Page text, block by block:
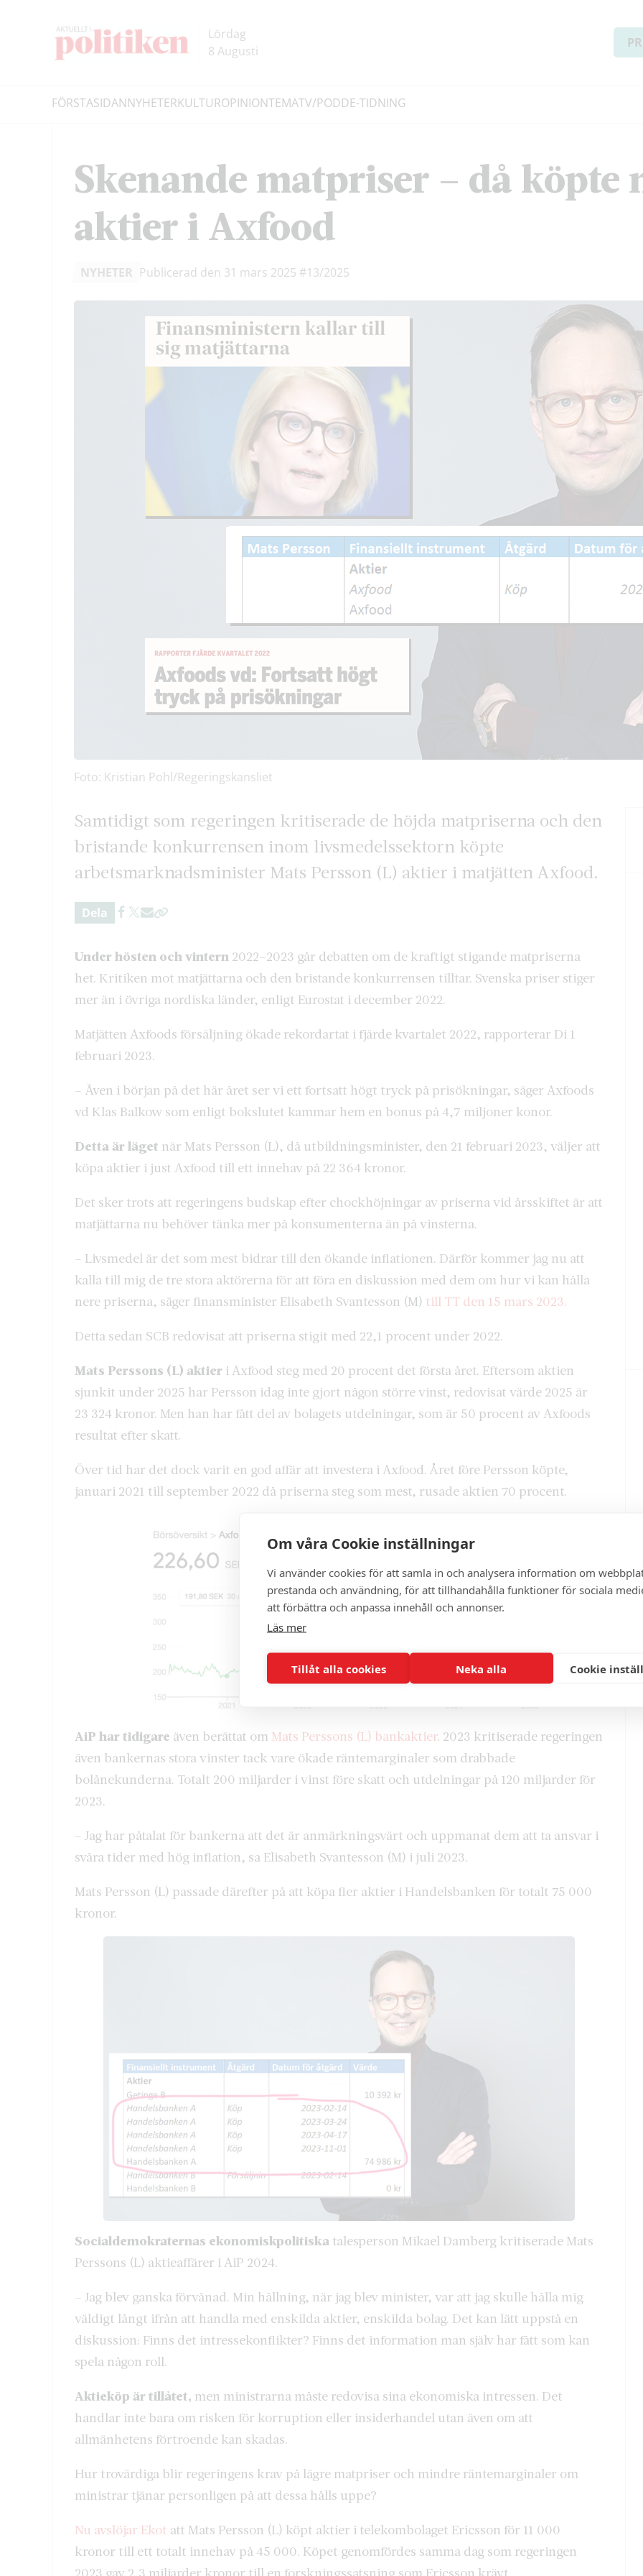
Om våra Cookie inställningar
Vi använder cookies för att samla in och analysera information om
prestanda och användning, för att tillhandahålla funktioner för sociala
att förbättra och anpassa innehåll och annonser.
Läs mer
Tillåt alla cookies Neka alla Cookie
Lördag
8 Augusti
FÖRSTASIDANNYHETERKULTUROPINIONTEMATV/PODDE-TIDNING
Skenande matpriser – då köpte
aktier i Axfood
NYHETER Publicerad den 31 mars 2025 #13/2025
Foto: Kristian Pohl/Regeringskansliet
Samtidigt som regeringen kritiserade de höjda matpriserna och den
bristande konkurrensen inom livsmedelssektorn köpte
arbetsmarknadsminister Mats Persson (L) aktier i matjätten Axfood.
Dela
Under hösten och vintern 2022–2023 går debatten om de kraftigt stigande matpriserna
het. Kritiken mot matjättarna och den bristande konkurrensen tilltar. Svenska priser stiger
mer än i övriga nordiska länder, enligt Eurostat i december 2022.
Matjätten Axfoods försäljning ökade rekordartat i fjärde kvartalet 2022, rapporterar Di 1
februari 2023.
– Även i början på det här året ser vi ett fortsatt högt tryck på prisökningar, säger Axfoods
vd Klas Balkow som enligt bokslutet kammar hem en bonus på 4,7 miljoner konor.
Detta är läget när Mats Persson (L), då utbildningsminister, den 21 februari 2023, väljer att
köpa aktier i just Axfood till ett innehav på 22 364 kronor.
Det sker trots att regeringens budskap efter chockhöjningar av priserna vid årsskiftet är att
matjättarna nu behöver tänka mer på konsumenterna än på vinsterna.
– Livsmedel är det som mest bidrar till den ökande inflationen. Därför kommer jag nu att
kalla till mig de tre stora aktörerna för att föra en diskussion med dem om hur vi kan hålla
nere priserna, säger finansminister Elisabeth Svantesson (M) till TT den 15 mars 2023.
Detta sedan SCB redovisat att priserna stigit med 22,1 procent under 2022.
Mats Perssons (L) aktier i Axfood steg med 20 procent det första året. Eftersom aktien
sjunkit under 2025 har Persson idag inte gjort någon större vinst, redovisat värde 2025 är
23 324 kronor. Men han har fått del av bolagets utdelningar, som är 50 procent av Axfoods
resultat efter skatt.
Över tid har det dock varit en god affär att investera i Axfood. Året före Persson köpte,
januari 2021 till september 2022 då priserna steg som mest, rusade aktien 70 procent.
AiP har tidigare även berättat om Mats Perssons (L) bankaktier. 2023 kritiserade regeringen
även bankernas stora vinster tack vare ökade räntemarginaler som drabbade
bolånekunderna. Totalt 200 miljarder i vinst före skatt och utdelningar på 120 miljarder för
2023.
– Jag har påtalat för bankerna att det är anmärkningsvärt och uppmanat dem att ta ansvar i
svåra tider med hög inflation, sa Elisabeth Svantesson (M) i juli 2023.
Mats Persson (L) passade därefter på att köpa fler aktier i Handelsbanken för totalt 75 000
kronor.
Socialdemokraternas ekonomiskpolitiska talesperson Mikael Damberg kritiserade Mats
Perssons (L) aktieaffärer i AiP 2024.
– Jag blev ganska förvånad. Min hållning, när jag blev minister, var att jag skulle hålla mig
väldigt långt ifrån att handla med enskilda aktier, enskilda bolag. Det kan lätt uppstå en
diskussion: Finns det intressekonflikter? Finns det information man själv har fått som kan
spela någon roll.
Aktieköp är tillåtet, men ministrarna måste redovisa sina ekonomiska intressen. Det
handlar inte bara om risken för korruption eller insiderhandel utan även om att
allmänhetens förtroende kan skadas.
Hur trovärdiga blir regeringens krav på lägre matpriser och mindre räntemarginaler om
ministrar tjänar personligen på att dessa hålls uppe?
Nu avslöjar Ekot att Mats Persson (L) köpt aktier i telekombolaget Ericsson för 11 000
kronor till ett totalt innehav på 45 000. Köpet genomfördes samma dag som regeringen
2023 gav 2,3 miljarder kronor till en forskningssatsning som Ericsson krävt.